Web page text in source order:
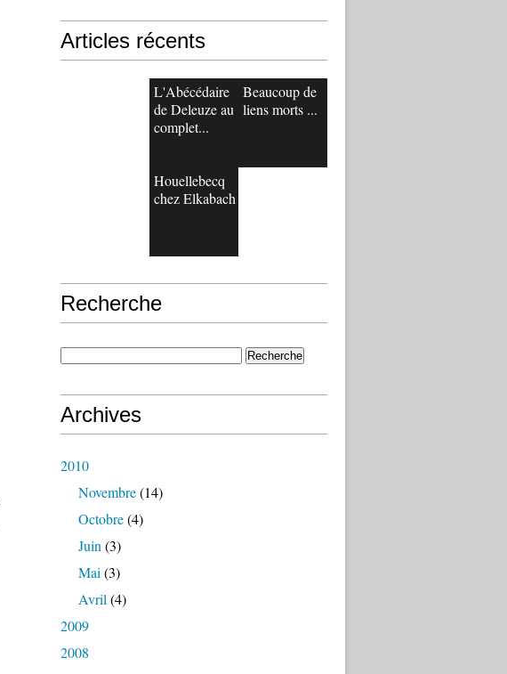
Articles récents
L'Abécédaire
de Deleuze au
complet...
Beaucoup de
liens morts ...
Houellebecq
chez Elkabach
Recherche
Archives
2010
Novembre(14)
Octobre(4)
Juin (3)
Mai (3)
Avril (4)
2009
2008